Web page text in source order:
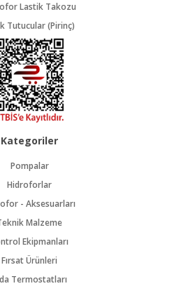
Lastik Takozu
Tutucular (Pirinç)
Kategoriler
Pompalar
Hidroforlar
- Aksesuarları
Malzeme
Ekipmanları
Fırsat Ürünleri
Termostatları